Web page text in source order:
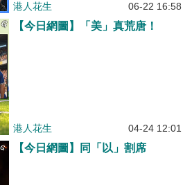
港人花生 06-22 16:58
【今日網圖】「美」真荒唐！
港人花生 04-24 12:01
【今日網圖】同「以」割席